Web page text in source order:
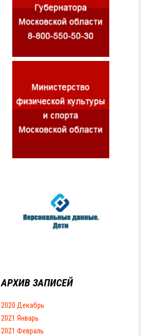
АРХИВ ЗАПИСЕЙ
2020 Декабрь
2021 Январь
2021 Февраль